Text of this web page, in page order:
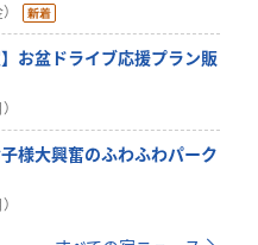
お盆ドライブ応援プラン販
様大興奮のふわふわパーク